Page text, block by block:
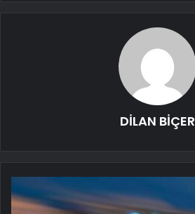
DİLAN BİÇER